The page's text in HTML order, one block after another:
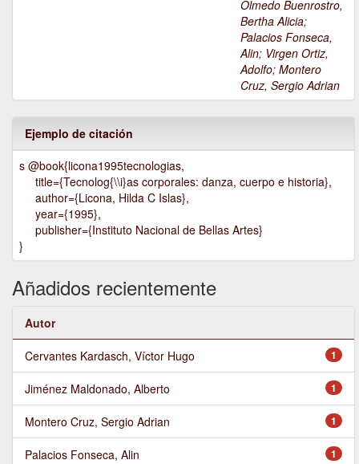
Olmedo Buenrostro,
Bertha Alicia;
Palacios Fonseca,
Alin; Virgen Ortiz,
Adolfo; Montero
Cruz, Sergio Adrian
Ejemplo de citación
s @book{licona1995tecnologias,
title={Tecnolog{\\i}as corporales: danza, cuerpo e historia},
author={Licona, Hilda C Islas},
year={1995},
publisher={Instituto Nacional de Bellas Artes}
}
Añadidos recientemente
Autor
1
Cervantes Kardasch, Víctor Hugo
1
Jiménez Maldonado, Alberto
1
Montero Cruz, Sergio Adrian
1
Palacios Fonseca, Alin